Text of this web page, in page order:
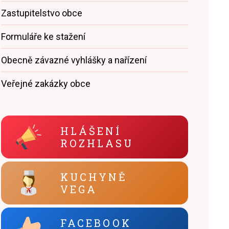
Zastupitelstvo obce
Formuláře ke stažení
Obecně závazné vyhlášky a nařízení
Veřejné zakázky obce
HLÁŠENÍ
ROZHLASU
KUCHYNĚ
VEGA
FACEBOOK